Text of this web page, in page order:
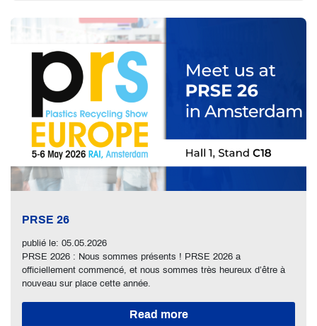
PRSE 26
publié le: 05.05.2026
PRSE 2026 : Nous sommes présents ! PRSE 2026 a
officiellement commencé, et nous sommes très heureux d’être à
nouveau sur place cette année.
Read more